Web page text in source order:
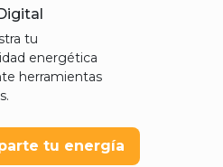
tu
energética
herramientas
tu energía